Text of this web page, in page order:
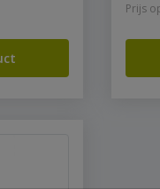
Prijs